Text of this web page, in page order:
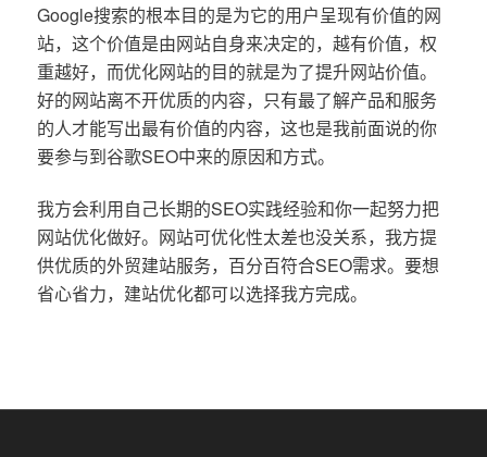
Google搜索的根本目的是为它的用户呈现有价值的网
站，这个价值是由网站自身来决定的，越有价值，权
重越好，而优化网站的目的就是为了提升网站价值。
好的网站离不开优质的内容，只有最了解产品和服务
的人才能写出最有价值的内容，这也是我前面说的你
要参与到谷歌SEO中来的原因和方式。
我方会利用自己长期的SEO实践经验和你一起努力把
网站优化做好。网站可优化性太差也没关系，我方提
供优质的外贸建站服务，百分百符合SEO需求。要想
省心省力，建站优化都可以选择我方完成。